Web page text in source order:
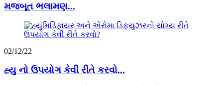
મજબૂત ભલામણ...
02/12/22
હ્યુ નો ઉપયોગ કેવી રીતે કરવો...